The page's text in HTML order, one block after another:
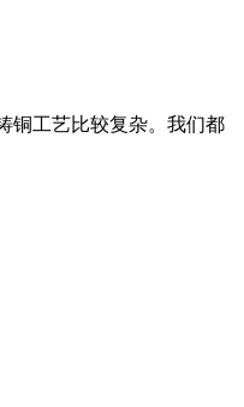
铜工艺比较复杂。我们都